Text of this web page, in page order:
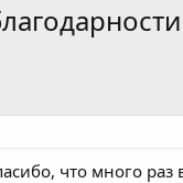
что много